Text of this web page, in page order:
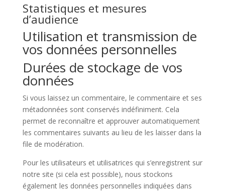
Statistiques et mesures
d’audience
Utilisation et transmission de
vos données personnelles
Durées de stockage de vos
données
Si vous laissez un commentaire, le commentaire et ses
métadonnées sont conservés indéfiniment. Cela
permet de reconnaître et approuver automatiquement
les commentaires suivants au lieu de les laisser dans la
file de modération.
Pour les utilisateurs et utilisatrices qui s’enregistrent sur
notre site (si cela est possible), nous stockons
également les données personnelles indiquées dans